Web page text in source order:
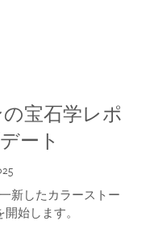
宝石学レポ
ート
新したカラーストー
始します。